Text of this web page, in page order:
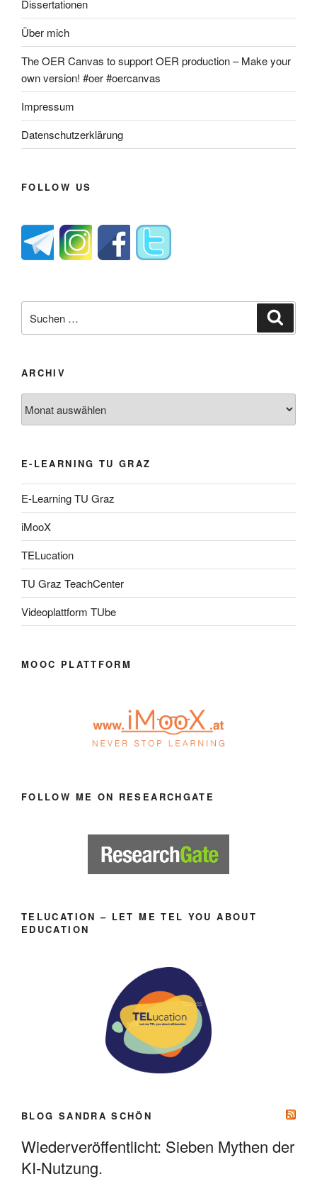
Dissertationen
Über mich
The OER Canvas to support OER production – Make your
own version! #oer #oercanvas
Impressum
Datenschutzerklärung
FOLLOW US
nach:
ARCHIV
E-LEARNING TU GRAZ
E-Learning TU Graz
iMooX
TELucation
TU Graz TeachCenter
Videoplattform TUbe
MOOC PLATTFORM
FOLLOW ME ON RESEARCHGATE
TELUCATION – LET ME TEL YOU ABOUT
EDUCATION
BLOG SANDRA SCHÖN
Wiederveröffentlicht: Sieben Mythen der
KI-Nutzung.